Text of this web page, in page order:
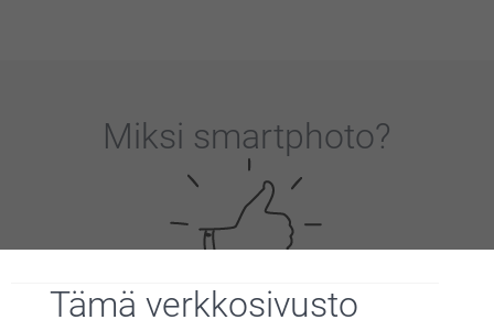
Tämä verkkosivusto
Miksi smartphoto?